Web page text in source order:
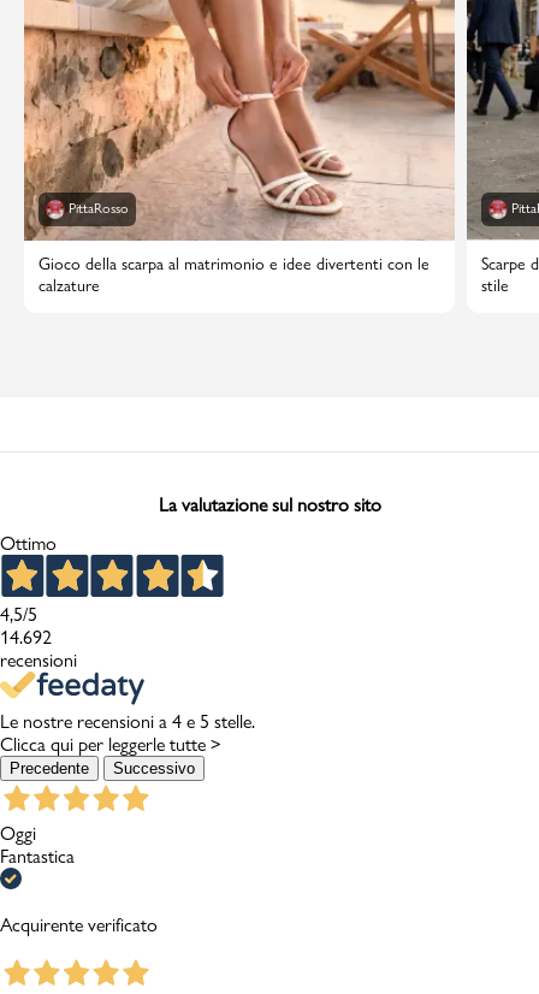
PittaRosso
Gioco della scarpa al matrimonio e idee divertenti con le
calzature
Scarpe
stile
La valutazione sul nostro sito
Ottimo
4,5/5
14.692
recensioni
Le nostre recensioni a 4 e 5 stelle.
Clicca qui per leggerle tutte >
Precedente Successivo
Oggi
Fantastica
Acquirente verificato